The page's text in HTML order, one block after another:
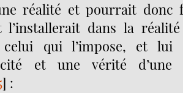
réalité et pourrait donc
l’installerait dans la
celui qui l’impose, et lui
et une vérité
] :